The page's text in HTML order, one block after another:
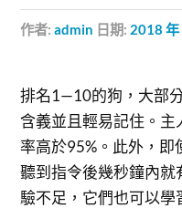
作者:admin 日期: 2018 年
排名1—10的狗，大部
含義並且輕易記住。
率高於95%。此外，即
聽到指令後幾秒鐘內
驗不足，它們也可以學